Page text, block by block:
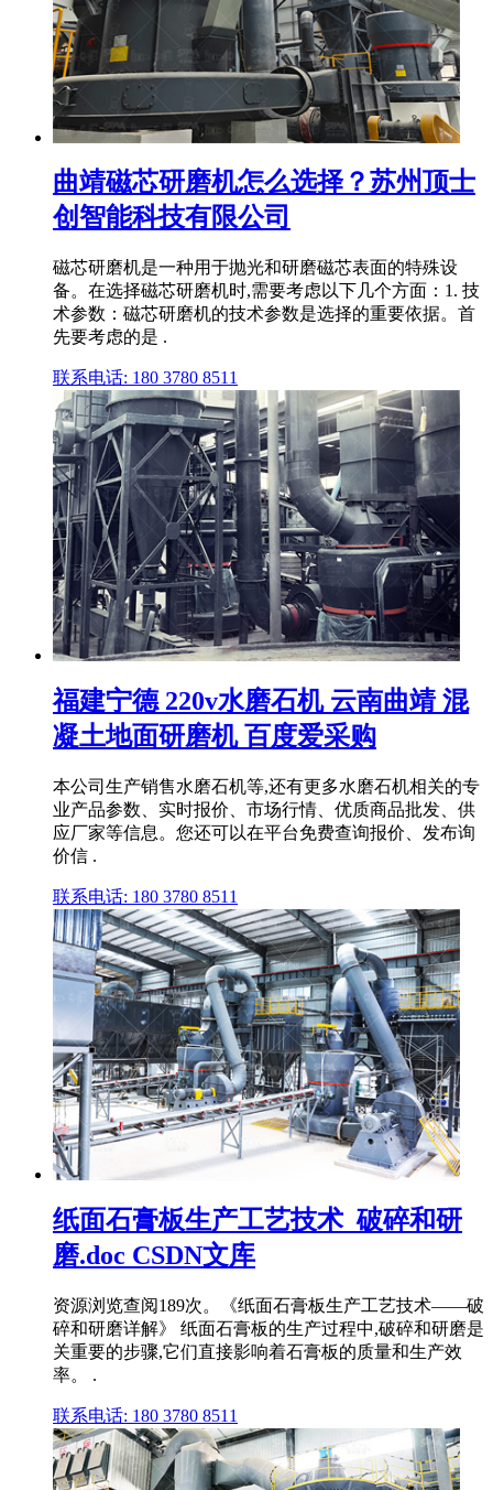
曲靖磁芯研磨机怎么选择？苏州顶士
创智能科技有限公司
磁芯研磨机是一种用于抛光和研磨磁芯表面的特殊设
备。在选择磁芯研磨机时,需要考虑以下几个方面：1. 技
术参数：磁芯研磨机的技术参数是选择的重要依据。首
先要考虑的是 .
联系电话: 180 3780 8511
福建宁德 220v水磨石机 云南曲靖 混
凝土地面研磨机 百度爱采购
本公司生产销售水磨石机等,还有更多水磨石机相关的专
业产品参数、实时报价、市场行情、优质商品批发、供
应厂家等信息。您还可以在平台免费查询报价、发布询
价信 .
联系电话: 180 3780 8511
纸面石膏板生产工艺技术_破碎和研
磨.doc CSDN文库
资源浏览查阅189次。《纸面石膏板生产工艺技术——破
碎和研磨详解》 纸面石膏板的生产过程中,破碎和研磨是
关重要的步骤,它们直接影响着石膏板的质量和生产效
率。 .
联系电话: 180 3780 8511